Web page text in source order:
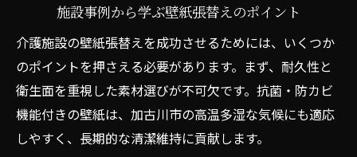
施設事例から学ぶ壁紙張替えのポイント
介護施設の壁紙張替えを成功させるためには、いくつか
のポイントを押さえる必要があります。まず、耐久性と
衛生面を重視した素材選びが不可欠です。抗菌・防カビ
機能付きの壁紙は、加古川市の高温多湿な気候にも適応
しやすく、長期的な清潔維持に貢献します。